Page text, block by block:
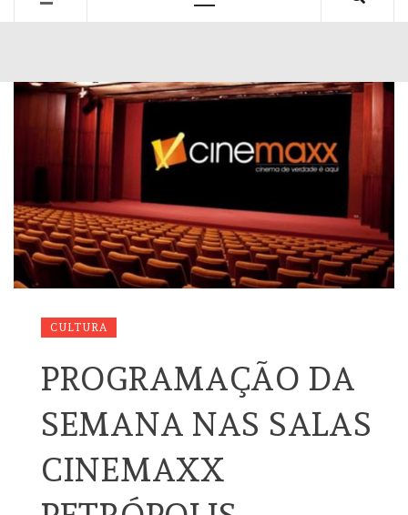
CULTURA
PROGRAMAÇÃO DA
SEMANA NAS SALAS
CINEMAXX